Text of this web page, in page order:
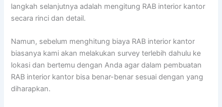
langkah selanjutnya adalah mengitung RAB interior kantor
secara rinci dan detail.
Namun, sebelum menghitung biaya RAB interior kantor
biasanya kami akan melakukan survey terlebih dahulu ke
lokasi dan bertemu dengan Anda agar dalam pembuatan
RAB interior kantor bisa benar-benar sesuai dengan yang
diharapkan.